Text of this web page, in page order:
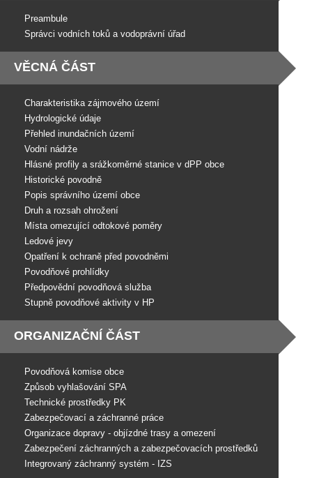
Preambule
Správci vodních toků a vodoprávní úřad
VĚCNÁ ČÁST
Charakteristika zájmového území
Hydrologické údaje
Přehled inundačních území
Vodní nádrže
Hlásné profily a srážkoměrné stanice v dPP obce
Historické povodně
Popis správního území obce
Druh a rozsah ohrožení
Místa omezující odtokové poměry
Ledové jevy
Opatření k ochraně před povodněmi
Povodňové prohlídky
Předpovědní povodňová služba
Stupně povodňové aktivity v HP
ORGANIZAČNÍ ČÁST
Povodňová komise obce
Způsob vyhlašování SPA
Technické prostředky PK
Zabezpečovací a záchranné práce
Organizace dopravy - objízdné trasy a omezení
Zabezpečení záchranných a zabezpečovacích prostředků
Integrovaný záchranný systém - IZS